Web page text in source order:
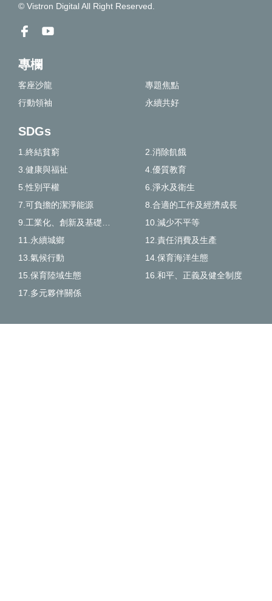
© Vistron Digital All Right Reserved.
專欄
客座沙龍
專題焦點
行動領袖
永續共好
SDGs
1.終結貧窮
2.消除飢餓
3.健康與福祉
4.優質教育
5.性別平權
6.淨水及衛生
7.可負擔的潔淨能源
8.合適的工作及經濟成長
10.減少不平等
11.永續城鄉
12.責任消費及生產
13.氣候行動
14.保育海洋生態
15.保育陸域生態
16.和平、正義及健全制度
17.多元夥伴關係